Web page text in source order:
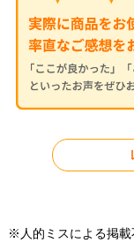
東京都町田
※人的ミスによる掲載